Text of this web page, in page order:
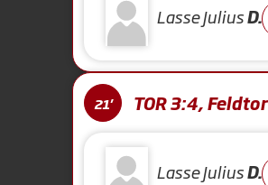
Lasse JuliusD.
21' TOR 3:4, Feldtor
Lasse JuliusD.